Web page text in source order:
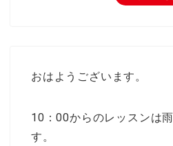
おはようございます。
10：00からのレッスンは
す。